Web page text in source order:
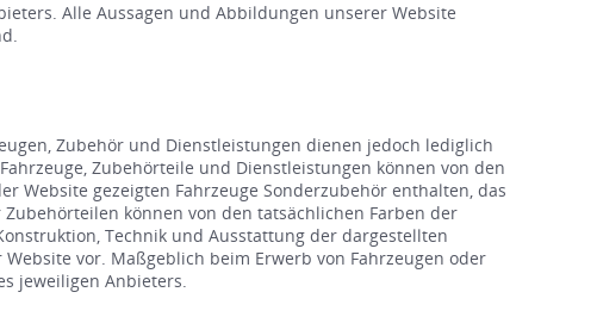
Alle Aussagen und Abbildungen unserer Website
Zubehör und Dienstleistungen dienen jedoch lediglich
Zubehörteile und Dienstleistungen können von den
Website gezeigten Fahrzeuge Sonderzubehör enthalten, das
können von den tatsächlichen Farben der
Technik und Ausstattung der dargestellten
vor. Maßgeblich beim Erwerb von Fahrzeugen oder
jeweiligen Anbieters.